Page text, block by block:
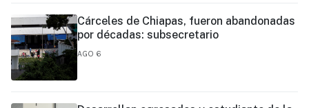
Cárceles de Chiapas, fueron abandonadas
por décadas: subsecretario
AGO 6